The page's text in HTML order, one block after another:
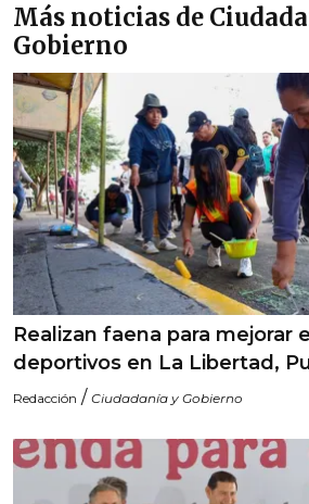
Más noticias de
Gobierno
Realizan faena para mejorar
deportivos en La Libertad,
Redacción / Ciudadanía y Gobierno